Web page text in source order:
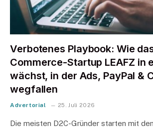
Verbotenes Playbook: Wie
Commerce-Startup LEAFZ in
wächst, in der Ads, PayPal &
wegfallen
Advertorial 25. Juli 2026
Die meisten D2C-Gründer starten mit